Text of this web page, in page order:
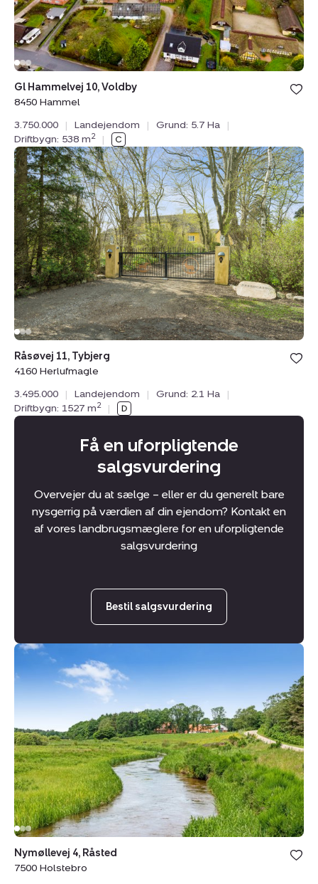
Bolig er
under
Gl Hammelvej 10, Voldby
8450 Hammel
3.750.000
| Landejendom | Grund: 5.7 Ha
|
Driftbygn: 538 m2 |
Landejendom:
Råsøvej
11,
Tybjerg,
4160
Herlufmagle
Bolig er
under
Råsøvej 11, Tybjerg
4160 Herlufmagle
3.495.000
| Landejendom | Grund: 2.1 Ha
|
Driftbygn: 1527 m2 |
Få en uforpligtende
salgsvurdering
Overvejer du at sælge – eller er du generelt bare
nysgerrig på værdien af din ejendom? Kontakt en
af vores landbrugsmæglere for en uforpligtende
salgsvurdering
Bestil salgsvurdering
Landejendom:
Nymøllevej
4,
Holstebro
Bolig er
under
Nymøllevej 4, Råsted
7500 Holstebro